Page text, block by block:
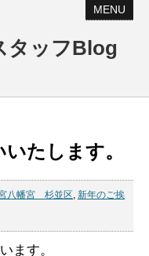
MENU
タッフBlog
たします。
八幡宮 杉並区, 新年のご挨
ます。